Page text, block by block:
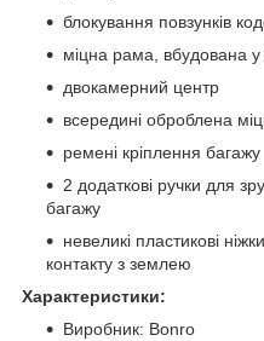
блокування повзунків
міцна рама, вбудована у
двокамерний центр
всередині оброблена
ремені кріплення багажу
2 додаткові ручки для
багажу
невеликі пластикові
контакту з землею
Характеристики:
Виробник: Bonro